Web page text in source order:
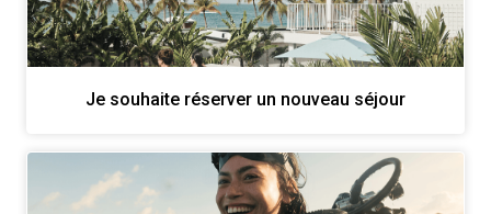
Je souhaite réserver un nouveau séjour